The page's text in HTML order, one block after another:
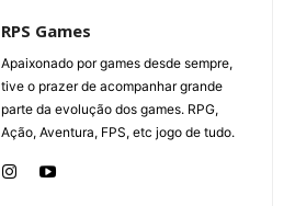
RPS Games
Apaixonado por games desde sempre,
tive o prazer de acompanhar grande
parte da evolução dos games. RPG,
Ação, Aventura, FPS, etc jogo de tudo.